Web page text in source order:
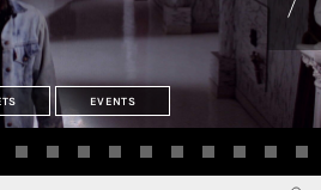
EVENTS